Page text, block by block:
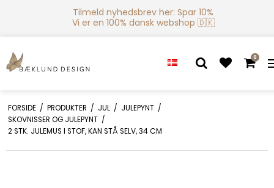
Tilmeld nyhedsbrev her: Spar 10%
Vi er en 100% dansk webshop 🇩🇰
0
FORSIDE / PRODUKTER / JUL / JULEPYNT /
SKOVNISSER OG JULEPYNT /
2 STK. JULEMUS I STOF, KAN STÅ SELV, 34 CM